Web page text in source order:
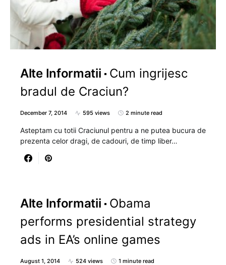
Alte Informatii
Cum ingrijesc
bradul de Craciun?
December 7, 2014 595 views 2 minute read
Asteptam cu totii Craciunul pentru a ne putea bucura de
prezenta celor dragi, de cadouri, de timp liber…
Alte Informatii
Obama
performs presidential strategy
ads in EA’s online games
August 1, 2014 524 views 1 minute read